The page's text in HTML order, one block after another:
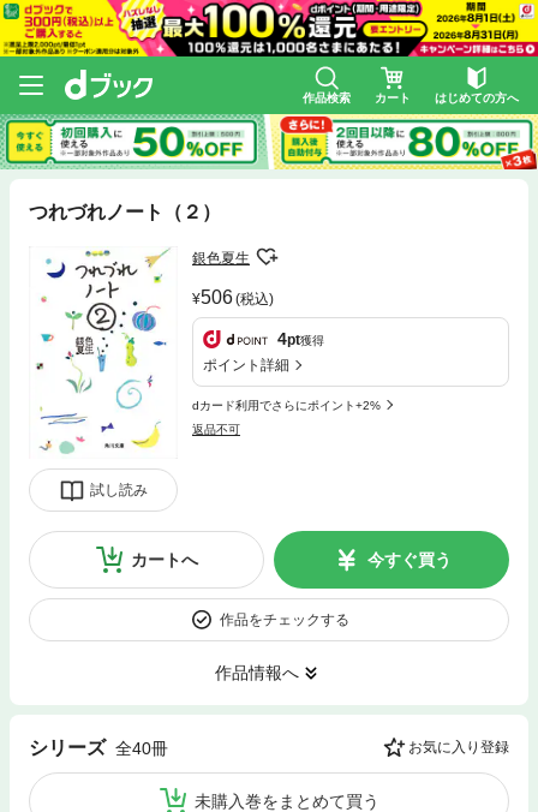
作品検索 カート はじめての方へ
つれづれノート（２）
試し読み
銀色夏生
506(税込)
4pt獲得
ポイント詳細
dカード利用でさらにポイント+2%
返品不可
カートへ 今すぐ買う
作品をチェックする
作品情報へ
シリーズ 全40冊 お気に入り登録
未購入巻をまとめて買う